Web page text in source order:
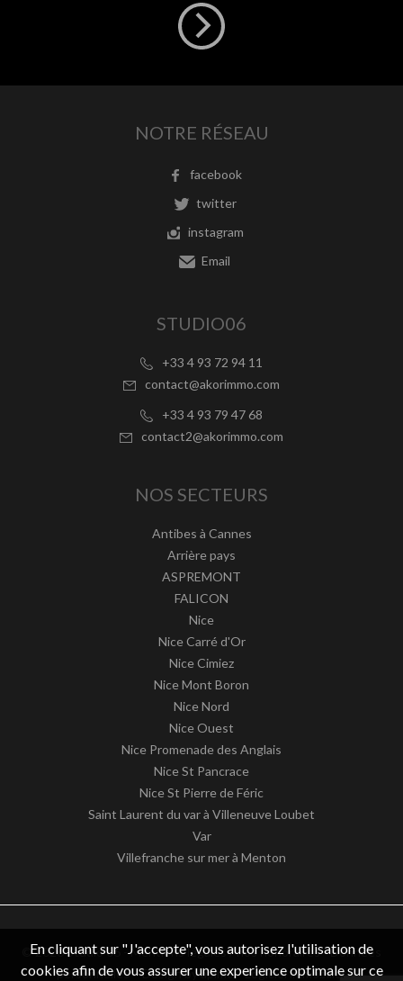
NOTRE RÉSEAU
facebook
twitter
instagram
Email
STUDIO06
+33 4 93 72 94 11
contact@akorimmo.com
+33 4 93 79 47 68
contact2@akorimmo.com
NOS SECTEURS
Antibes à Cannes
Arrière pays
ASPREMONT
FALICON
Nice
Nice Carré d'Or
Nice Cimiez
Nice Mont Boron
Nice Nord
Nice Ouest
Nice Promenade des Anglais
Nice St Pancrace
Nice St Pierre de Féric
Saint Laurent du var à Villeneuve Loubet
Var
Villefranche sur mer à Menton
© 2026 Studio 06 -Mentions légales / nos honoraires-Données
personnelles– Design byapimo™ Logiciel immobilier
En cliquant sur "J'accepte", vous autorisez l'utilisation de
cookies afin de vous assurer une experience optimale sur ce